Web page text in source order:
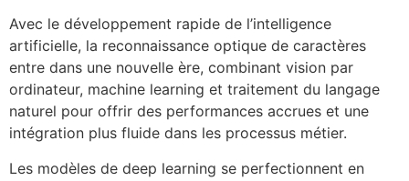
Avec le développement rapide de l’intelligence
artificielle, la reconnaissance optique de caractères
entre dans une nouvelle ère, combinant vision par
ordinateur, machine learning et traitement du langage
naturel pour offrir des performances accrues et une
intégration plus fluide dans les processus métier.
Les modèles de deep learning se perfectionnent en